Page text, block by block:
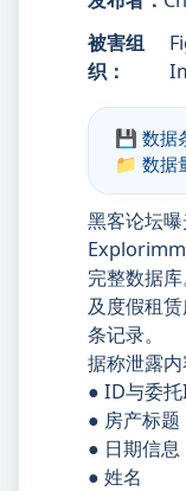
被害组
织：
💾 数据
📁 数据
黑客论坛
完整数据
及度假租
条记录。
据称泄露内
● ID与委
● 房产标题
● 日期信息
● 姓名